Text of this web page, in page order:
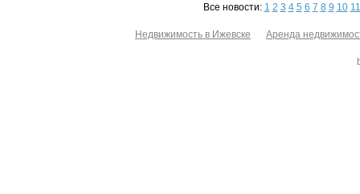
Все новости: 1 2 3 4 5 6 7 8 9 10 11
Недвижимость в Ижевске Аренда